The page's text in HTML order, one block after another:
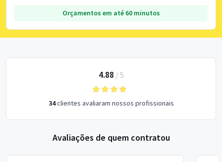
Orçamentos em até 60 minutos
4.88 / 5
34clientes avaliaram nossos profissionais
Avaliações de quem contratou